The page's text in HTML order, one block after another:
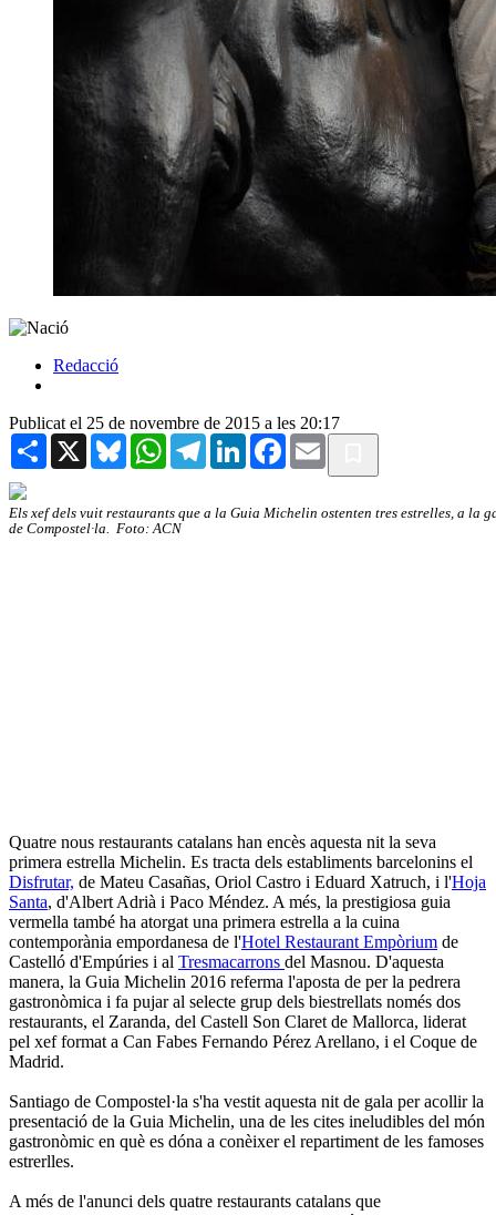
Redacció
Publicat el 25 de novembre de 2015 a les 20:17
Share X BlueskyWhatsAppTelegramLinkedInFacebook
Email
Els xef dels vuit restaurants que a la Guia Michelin ostenten tres estrelles, a la
de Compostel·la. Foto: ACN
Quatre nous restaurants catalans han encès aquesta nit la seva
primera estrella Michelin. Es tracta dels establiments barcelonins el
Disfrutar, de Mateu Casañas, Oriol Castro i Eduard Xatruch, i l'Hoja
Santa, d'Albert Adrià i Paco Méndez. A més, la prestigiosa guia
vermella també ha atorgat una primera estrella a la cuina
contemporània empordanesa de l'Hotel Restaurant Empòrium de
Castelló d'Empúries i al Tresmacarrons del Masnou. D'aquesta
manera, la Guia Michelin 2016 referma l'aposta de per la pedrera
gastronòmica i fa pujar al selecte grup dels biestrellats només dos
restaurants, el Zaranda, del Castell Son Claret de Mallorca, liderat
pel xef format a Can Fabes Fernando Pérez Arellano, i el Coque de
Madrid.
Santiago de Compostel·la s'ha vestit aquesta nit de gala per acollir la
presentació de la Guia Michelin, una de les cites ineludibles del món
gastronòmic en què es dóna a conèixer el repartiment de les famoses
estrerlles.
A més de l'anunci dels quatre restaurants catalans que